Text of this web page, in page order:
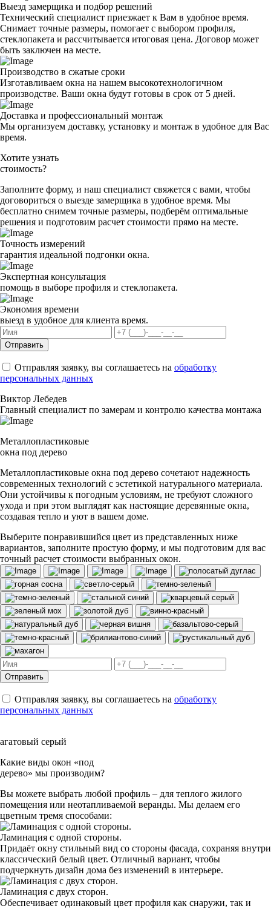
Выезд замерщика и подбор решений
Технический специалист приезжает к Вам в удобное время.
Снимает точные размеры, помогает с выбором профиля,
стеклопакета и рассчитывается итоговая цена. Договор может
быть заключен на месте.
Производство в сжатые сроки
Изготавливаем окна на нашем высокотехнологичном
производстве. Ваши окна будут готовы в срок от 5 дней.
Доставка и профессиональный монтаж
Мы организуем доставку, установку и монтаж в удобное для Вас
время.
Хотите узнать
стоимость?
Заполните форму, и наш специалист свяжется с вами, чтобы
договориться о выезде замерщика в удобное время. Мы
бесплатно снимем точные размеры, подберём оптимальные
решения и подготовим расчет стоимости прямо на месте.
Точность измерений
гарантия идеальной подгонки окна.
Экспертная консультация
помощь в выборе профиля и стеклопакета.
Экономия времени
выезд в удобное для клиента время.
Отправить
Отправляя заявку, вы соглашаетесь на обработку
персональных данных
Виктор Лебедев
Главный специалист по замерам и контролю качества монтажа
Металлопластиковые
окна под дерево
Металлопластиковые окна под дерево сочетают надежность
современных технологий с эстетикой натурального материала.
Они устойчивы к погодным условиям, не требуют сложного
ухода и при этом выглядят как настоящие деревянные окна,
создавая тепло и уют в вашем доме.
Выберите понравившийся цвет из представленных ниже
вариантов, заполните простую форму, и мы подготовим для вас
точный расчет стоимости выбранных окон.
Отправить
Отправляя заявку, вы соглашаетесь на обработку
персональных данных
агатовый серый
Какие виды окон «под
дерево» мы производим?
Вы можете выбрать любой профиль – для теплого жилого
помещения или неотапливаемой веранды. Мы делаем его
цветным тремя способами:
Ламинация с одной стороны.
Придаёт окну стильный вид со стороны фасада, сохраняя внутри
классический белый цвет. Отличный вариант, чтобы
подчеркнуть дизайн дома без изменений в интерьере.
Ламинация с двух сторон.
Обеспечивает одинаковый цвет профиля как снаружи, так и